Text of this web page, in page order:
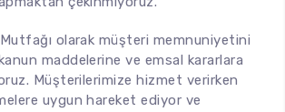
Mutfağı olarak müşteri memnuniyetini
maddelerine ve emsal kararlara
Müşterilerimize hizmet verirken
uygun hareket ediyor ve